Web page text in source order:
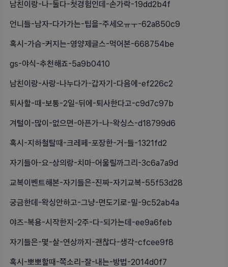
남친이랑-나-둘다-첫경험인데-손가락-19dd2b4f
언니들-남자-다가가는-팁을-주세오ㅠㅜ-62a850c9
혹시-가슴-커지는-영양제글스-먹어본-668754be
gs-야식-추천해죠-5a9b0410
남친이랑-사랑-나누다가-갑자기-다음에-ef226c2
퇴사할-때-보통-2일-뒤에-퇴사한다고-c9d7c97b
겨털이-많이-없으면-아픈가-나-왁싱스-d18799d6
혹시-지하철탈때-크레페-포장한-거-들-1321fd2
자기들아-요-상의랑-치마-어울릴까그리-3c6a7a9d
교복이벤트해본-자기들은-진짜-자기교복-55f53d28
궁금한데-왁싱안하고-그냥-면도기로-밀-9c52ab4a
야즈-복용-시작한지-2주-다-되가는데-ee9a6feb
자기들은-몇-살-연상까지-괜찮다-생각-cfcee9f8
혹시-뽀뽀할때-쪽소리-잘-내는-방법-2014d0f7